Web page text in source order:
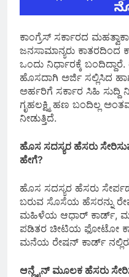
ಕಾಂಗ್ರೆಸ್‌ ಸರ್ಕಾರದ
ಜನಸಾಮಾನ್ಯರು ಕಾತರದಿಂದ
ಒಂದು ನಿರ್ಧಾರಕ್ಕೆ
ಹೊಸದಾಗಿ ಅರ್ಜಿ ಸಲ್ಲಿಸಿದ
ಅರ್ಹರಿಗೆ ಸರ್ಕಾರ ಸಿಹಿ ಸುದ್ದಿ
ಗೃಹಲಕ್ಷ್ಮಿ ಹಣ ಬಂದಿಲ್ಲ
ನೀಡುತ್ತಿದೆ.
ಹೊಸ ಸದಸ್ಯರ ಹೆಸರು
ಹೇಗೆ?
ಹೊಸ ಸದಸ್ಯರ ಹೆಸರು
ಬರುವ ಸೊಸೆಯ ಹೆಸರನ್ನು
ಮಹಿಳೆಯ ಆಧಾರ್ ಕಾರ್ಡ್,
ಪಡಿತರ ಚೀಟಿಯ ಫೋಟೋ
ಮನೆಯ ರೇಷನ್ ಕಾರ್ಡ್
ಆನ್ಲೈನ್ ಮೂಲಕ ಹೆಸರು